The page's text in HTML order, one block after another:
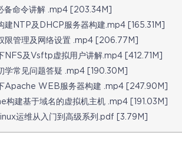
备命令讲解 .mp4 [203.34M]
建NTP及DHCP服务器构建.mp4 [165.31M]
限管理及网络设置 .mp4 [206.77M]
NFS及Vsftp虚拟用户讲解.mp4 [412.71M]
学常见问题答疑 .mp4 [190.30M]
Apache WEB服务器构建 .mp4 [247.90M]
构建基于域名的虚拟机主机 .mp4 [191.03M]
运维从入门到高级系列.pdf [3.79M]